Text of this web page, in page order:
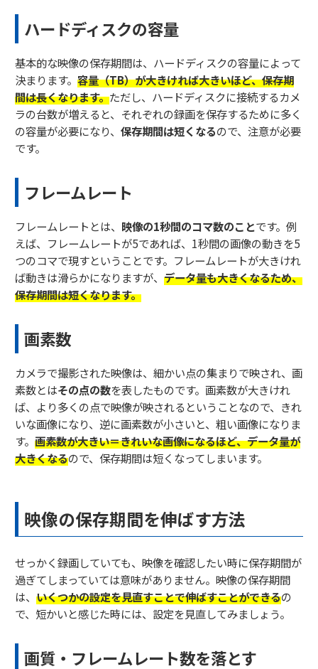
ハードディスクの容量
基本的な映像の保存期間は、ハードディスクの容量によって
決まります。 容量（TB）が大きければ大きいほど、保存期
間は長くなります。ただし、ハードディスクに接続するカメ
ラの台数が増えると、それぞれの録画を保存するために多く
の容量が必要になり、 保存期間は短くなるので、注意が必要
です。
フレームレート
フレームレートとは、 映像の1秒間のコマ数のことです。例
えば、フレームレートが5であれば、1秒間の画像の動きを5
つのコマで現すということです。フレームレートが大きけれ
ば動きは滑らかになりますが、 データ量も大きくなるため、
保存期間は短くなります。
画素数
カメラで撮影された映像は、細かい点の集まりで映され、画
素数とはその点の数を表したものです。画素数が大きけれ
ば、より多くの点で映像が映されるということなので、きれ
いな画像になり、逆に画素数が小さいと、粗い画像になりま
す。 画素数が大きい＝きれいな画像になるほど、データ量が
大きくなるので、保存期間は短くなってしまいます。
映像の保存期間を伸ばす方法
せっかく録画していても、映像を確認したい時に保存期間が
過ぎてしまっていては意味がありません。映像の保存期間
は、 いくつかの設定を見直すことで伸ばすことができるの
で、短かいと感じた時には、設定を見直してみましょう。
画質・フレームレート数を落とす